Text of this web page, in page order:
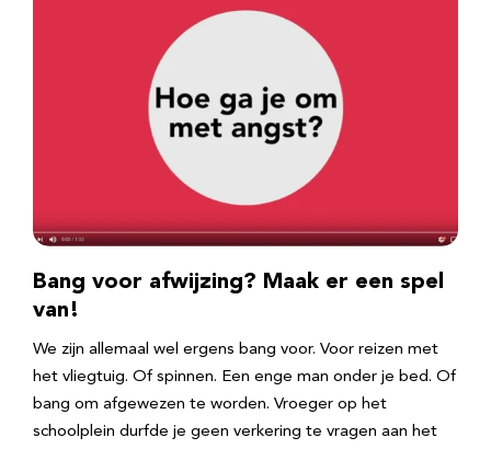
Bang voor afwijzing? Maak er een spel
van!
We zijn allemaal wel ergens bang voor. Voor reizen met
het vliegtuig. Of spinnen. Een enge man onder je bed. Of
bang om afgewezen te worden. Vroeger op het
schoolplein durfde je geen verkering te vragen aan het